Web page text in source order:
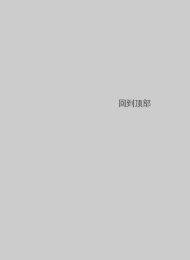
回到顶部